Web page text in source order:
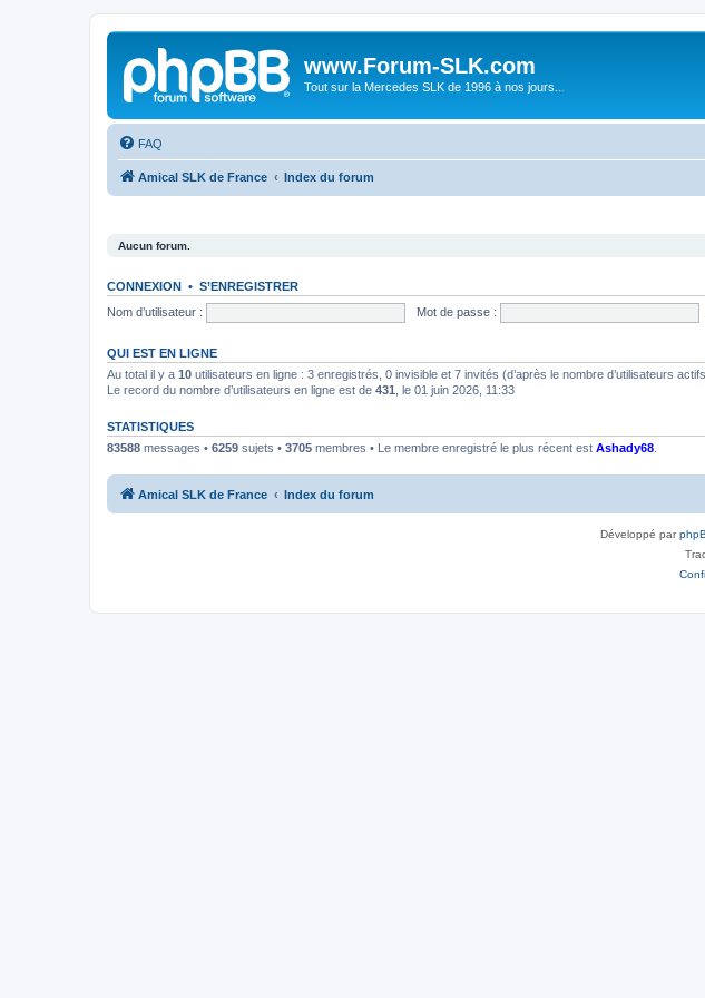
www.Forum-SLK.com
Tout sur la Mercedes SLK de 1996 à nos jours...
FAQ
Amical SLK de France Index du forum
Aucun forum.
CONNEXION • S’ENREGISTRER
Nom d’utilisateur :
Mot de passe :
QUI EST EN LIGNE
Au total il y a 10 utilisateurs en ligne : 3 enregistrés, 0 invisible et 7 invités (d’après le nombre d’utilisateurs
Le record du nombre d’utilisateurs en ligne est de 431 , le 01 juin 2026, 11:33
STATISTIQUES
83588 messages • 6259 sujets • 3705 membres • Le membre enregistré le plus récent est Ashady68
Amical SLK de France Index du forum
Développé par